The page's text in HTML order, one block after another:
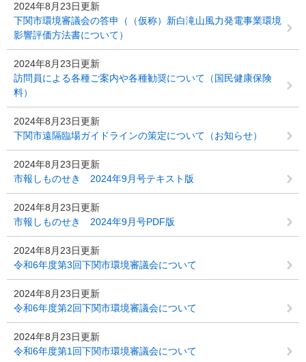
2024年8月23日更新
下関市環境審議会の答申（（仮称）新白滝山風力発電事業環境
影響評価方法書について）
2024年8月23日更新
訪問員による各種ご案内や各種勧奨について（国民健康保険
料）
2024年8月23日更新
下関市遠隔臨場ガイドラインの策定について（お知らせ）
2024年8月23日更新
市報しものせき 2024年9月号テキスト版
2024年8月23日更新
市報しものせき 2024年9月号PDF版
2024年8月23日更新
令和6年度第3回下関市環境審議会について
2024年8月23日更新
令和6年度第2回下関市環境審議会について
2024年8月23日更新
令和6年度第1回下関市環境審議会について